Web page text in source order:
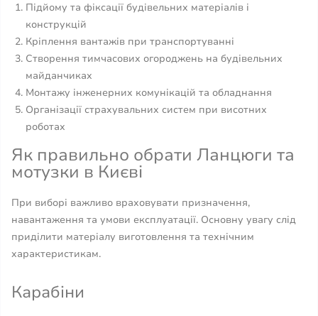
Підйому та фіксації будівельних матеріалів і
конструкцій
Кріплення вантажів при транспортуванні
Створення тимчасових огороджень на будівельних
майданчиках
Монтажу інженерних комунікацій та обладнання
Організації страхувальних систем при висотних
роботах
Як правильно обрати Ланцюги та
мотузки в Києві
При виборі важливо враховувати призначення,
навантаження та умови експлуатації. Основну увагу слід
приділити матеріалу виготовлення та технічним
характеристикам.
Карабіни